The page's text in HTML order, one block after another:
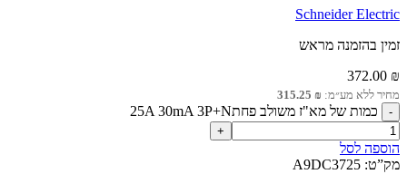
Schneider Electric
זמין בהזמנה מראש
372.00 ₪
מחיר ללא מע״מ: 315.25 ₪
כמות של מא"ז משולב פחת25A 30mA 3P+N
הוספה לסל
מק”ט: A9DC3725